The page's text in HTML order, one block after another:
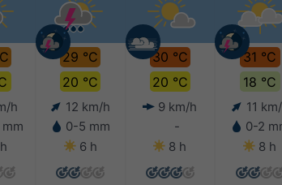
h
29 °C
20 °C
12 km/h
0-5 mm
6 h
30 °C
20 °C
9 km/h
-
8 h
31 °C
18 °C
11
0-2
8 h